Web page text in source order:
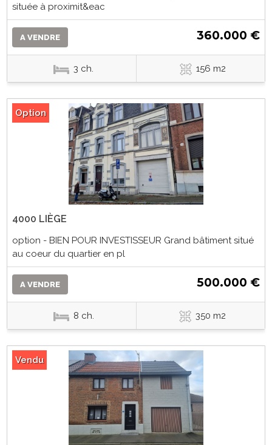
située à proximit&eac
A VENDRE 360.000 €
3 ch. 156 m2
Option
4000 LIÈGE
option - BIEN POUR INVESTISSEUR Grand bâtiment situé
au coeur du quartier en pl
A VENDRE 500.000 €
8 ch. 350 m2
Vendu